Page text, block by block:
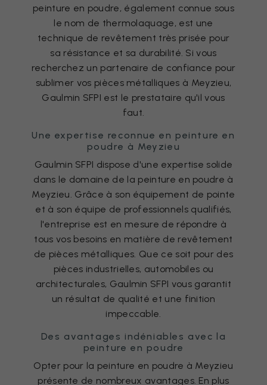
peinture en poudre, également connue sous
le nom de thermolaquage, est une
technique de revêtement très prisée pour
sa résistance et sa durabilité. Si vous
recherchez un partenaire de confiance pour
sublimer vos pièces métalliques à Meyzieu,
Gaulmin SFPI est le prestataire qu'il vous
faut.
Une expertise reconnue en peinture en
poudre à Meyzieu
Gaulmin SFPI dispose d'une expertise solide
dans le domaine de la peinture en poudre à
Meyzieu. Grâce à son équipement de pointe
et à son équipe de professionnels qualifiés,
l'entreprise est en mesure de répondre à
tous vos besoins en matière de revêtement
de pièces métalliques. Que ce soit pour des
pièces industrielles, automobiles ou
architecturales, Gaulmin SFPI vous garantit
un résultat de qualité et une finition
impeccable.
Des avantages indéniables avec la
peinture en poudre
Opter pour la peinture en poudre à Meyzieu
présente de nombreux avantages. En plus